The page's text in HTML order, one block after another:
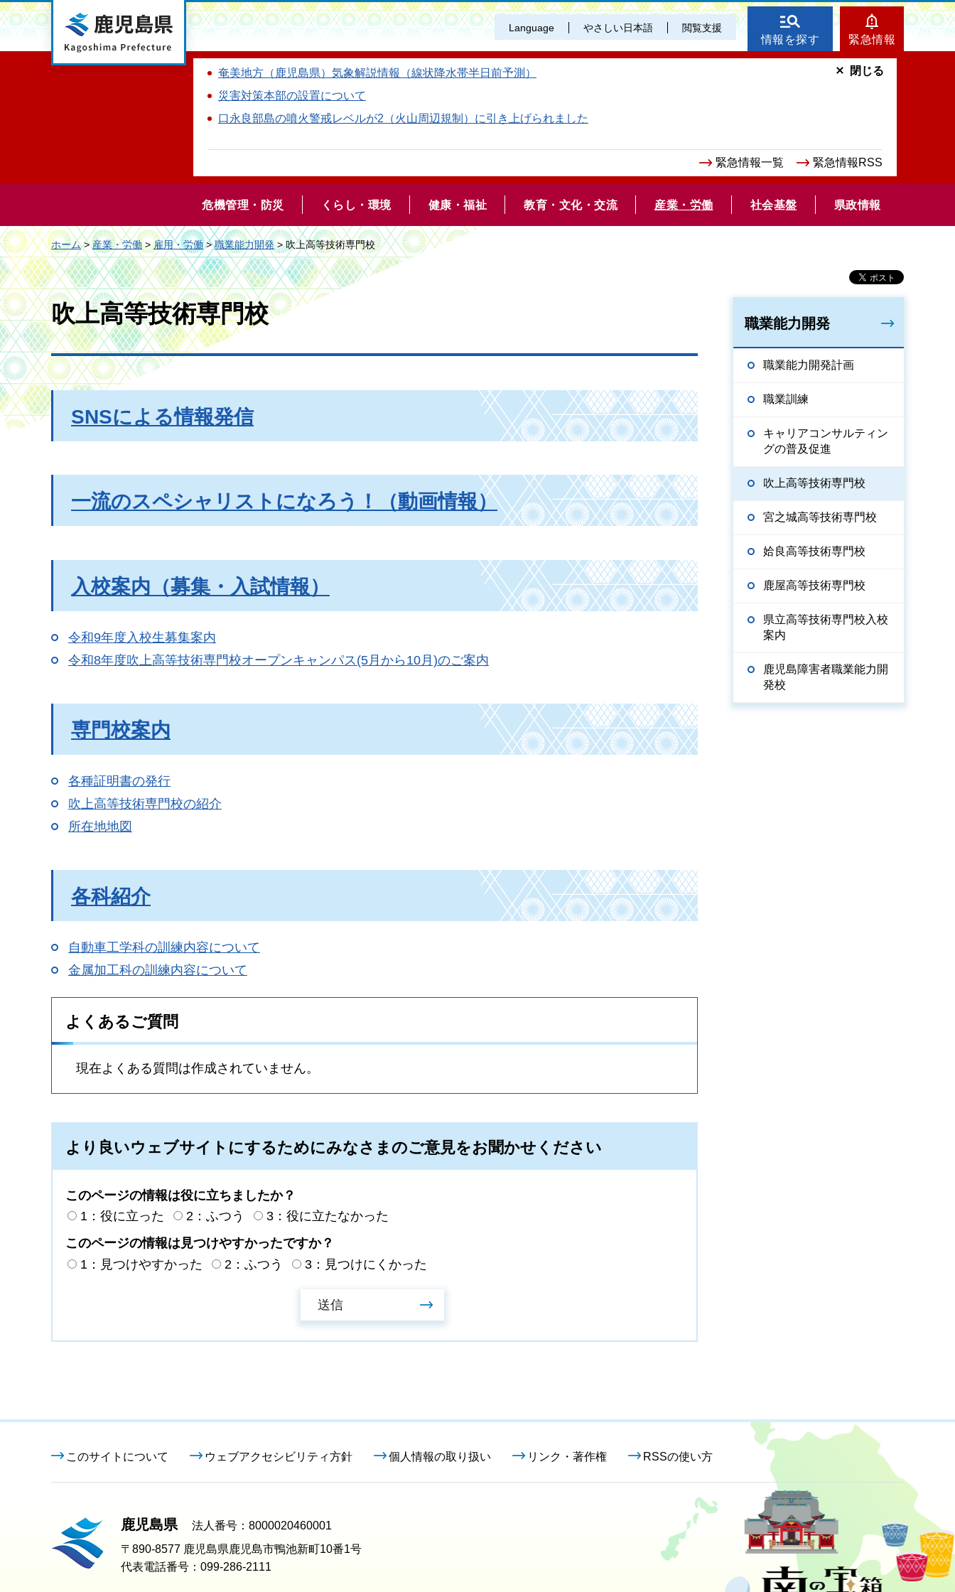
鹿児島県 Language やさしい日本語 閲覧支援
情報を探す 緊急情報
奄美地方（鹿児島県）気象解説情報（線状降水帯半日前予測）
災害対策本部の設置について
口永良部島の噴火警戒レベルが2（火山周辺規制）に引き上げられました
緊急情報一覧 緊急情報RSS
閉じる
危機管理・防災 くらし・環境 健康・福祉 教育・文化・交流 産業・労働 社会基盤 県政情報
ホーム>産業・労働>雇用・労働>職業能力開発> 吹上高等技術専門校
吹上高等技術専門校
SNSによる情報発信
一流のスペシャリストになろう！（動画情報）
入校案内（募集・入試情報）
令和9年度入校生募集案内
令和8年度吹上高等技術専門校オープンキャンパス(5月から10月)のご案内
専門校案内
各種証明書の発行
吹上高等技術専門校の紹介
所在地地図
各科紹介
自動車工学科の訓練内容について
金属加工科の訓練内容について
よくあるご質問
現在よくある質問は作成されていません。
より良いウェブサイトにするためにみなさまのご意見をお聞かせください
このページの情報は役に立ちましたか？
1：役に立った
2：ふつう
3：役に立たなかった
このページの情報は見つけやすかったですか？
1：見つけやすかった
2：ふつう 3：見つけにくかった
職業能力開発
職業能力開発計画
職業訓練
キャリアコンサルティン
グの普及促進
吹上高等技術専門校
宮之城高等技術専門校
姶良高等技術専門校
鹿屋高等技術専門校
県立高等技術専門校入校
案内
鹿児島障害者職業能力開
発校
このサイトについて ウェブアクセシビリティ方針 個人情報の取り扱い リンク・著作権 RSSの使い方
鹿児島県
法人番号：8000020460001
〒890-8577 鹿児島県鹿児島市鴨池新町10番1号
代表電話番号：099-286-2111